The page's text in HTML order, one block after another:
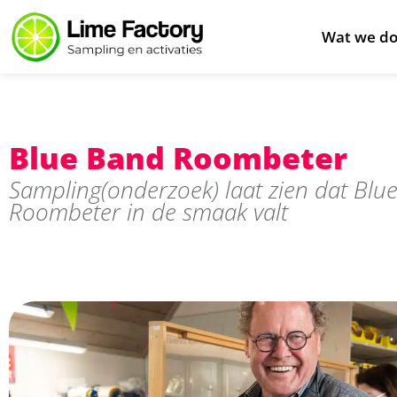
Wat we
Blue Band Roombeter
Sampling(onderzoek) laat zien dat
Roombeter in de smaak valt